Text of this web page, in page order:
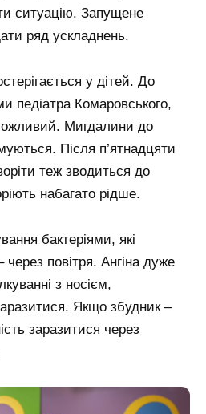
ситуацію. Запущене
ряд ускладнень.
у дітей. До
педіатра Комаровського,
Мигдалини до
Після п’ятнадцяти
теж зводиться до
набагато рідше.
бактеріями, які
через повітря. Ангіна дуже
з носієм,
Якщо збудник –
заразитися через